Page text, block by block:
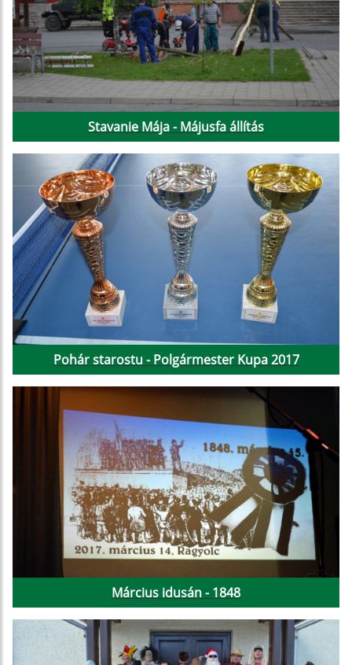
Stavanie Mája - Májusfa állítás
Pohár starostu - Polgármester Kupa 2017
Március idusán - 1848